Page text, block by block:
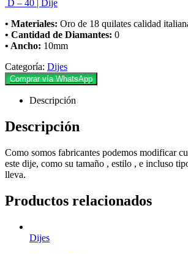
D – 40 | Dije
• Materiales: Oro de 18 quilates calidad
• Cantidad de Diamantes: 0
• Ancho: 10mm
Categoría: Dijes
Comprar vía WhatsApp
Descripción
Descripción
Como somos fabricantes podemos modificar
este dije, como su tamaño , estilo , e incluso
lleva.
Productos relacionados
Dijes